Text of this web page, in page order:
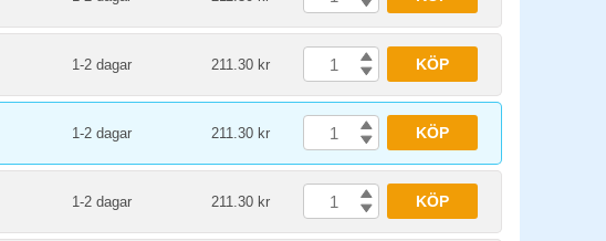
1-2 dagar 211.30 kr KÖP
1-2 dagar 211.30 kr KÖP
1-2 dagar 211.30 kr KÖP